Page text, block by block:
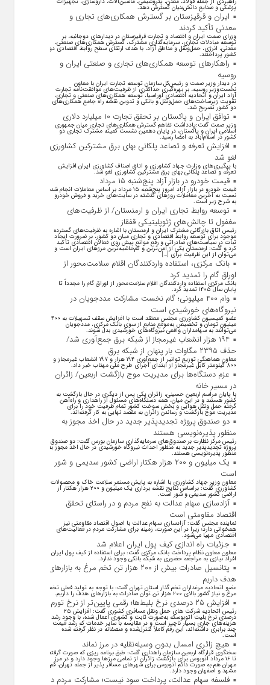
پزشکی و صنایع دانش‌بنیان گسترش دهد.
ایران و قرقیزستان بر گسترش همکاری‌های تجاری و
معدنی تأکید کردند
وزرای صمت ایران و اقتصاد و تجارت قرقیزستان در دیدار‌های دوجانبه، بر
توسعه مبادلات تجاری، سرمایه‌گذاری مشترک، گسترش همکاری‌های صنعتی،
معدنی، انرژی، حمل‌ونقل و مناطق آزاد، با هدف ارتقای سطح روابط اقتصادی دو
کشور پرداختند.
راهکارهای توسعه همکاری‌های تجاری و صنعتی ایران و
روسیه
در دیدار وزیر صمت و رئیس‌کل سازمان توسعه تجارت ایران با معاون
نخست‌وزیر روسیه، بر بهره‌گیری حداکثری از ظرفیت‌های موافقت‌نامه تجارت
آزاد ایران و اتحادیه اقتصادی اوراسیا، توسعه همکاری‌های صنعتی و تجاری،
تقویت زیرساخت‌های حمل‌ونقل و بانکی و تدوین نقشه راه جامع همکاری‌های
دو کشور تصریح شد.
توافق ایران و پاکستان بر تحقق تجارت ۱۰ میلیارد دلاری
وزیر صمت گفت:یادداشت تفاهم گسترش همکاری‌های تجاری میان جمهوری
اسلامی ایران و پاکستان، در پایان دهمین نشست کمیته مشترک تجاری دو
کشور در اسلام‌آباد به امضا رسید.
افزایش تعرفه و تصاعد پلکانی بهای برق مشترکین کشاورزی
لغو شد
با پیگیری‌های وزارت جهاد کشاورزی و اتاق اصناف کشاورزی ایران افزایش
تعرفه و تصاعد پلکانی بهای برق مشترکین کشاورزی لغو شد.
قیمت خودرو در بازار آزاد پنج‌شنبه ۱۵ مرداد
قیمت خودرو در بازار آزاد امروز پنج‌شنبه ۱۵ مرداد بر اساس معاملات انجام شده
نسبت به آخرین معاملات روز‌های گذشته در سایت‌های خرید و فروش خودرو
به شرح زیر است.
توسعه روابط تجاری ایران و ارمنستان/ از ظرفیت‌های
مغفول تا چالش‌های ژئوپلیتیکی قفقاز
رئیس اتاق بازرگانی مشترک ایران و ارمنستان با اشاره به ظرفیت‌های گسترده
موجود برای توسعه روابط اقتصادی و تجاری میان دو کشور، بر ضرورت ایجاد
ثبات در سیاست‌های صادراتی و رفع موانع پیش روی فعالان اقتصادی تأکید
کرد و گفت: ارمنستان یکی از امن‌ترین و کم‌حاشیه‌ترین مرز‌های ایران است و
می‌توان از این ظرفیت برای […]
بانک مرکزی، استفاده واردکنندگان اقلام سلامت‌محور از
اوراق گام را تمدید کرد
بانک مرکزی استفاده واردکنندگان اقلام سلامت‌محور از اوراق گام را مجدداً تا
پایان سال ۱۴۰۵ تمدید کرد.
وام ۴۰۰ میلیونی؛ گام نخست مشارکت مددجویان در
نیروگاه‌های خورشیدی است
عضو کمیسیون کشاورزی مجلس معتقد است با افزایش سقف تسهیلات به ۴۰۰
میلیون تومان و تخصیص به‌موقع منابع از سوی بانک مرکزی، مددجویان
می‌توانند به سهامداران واقعی نیروگاه‌های خورشیدی بدل شوند.
۱۹۴ هزار انشعاب غیرمجاز از شبکه برق جمع‌آوری شد/
حذف ۲۳۹۵ مگاوات بار پنهان از شبکه برق
معاون هماهنگی توزیع توانیر از جمع‌آوری ۱۹۴ هزار و ۱۹۷ انشعاب غیرمجاز و
۸۰۰ کیلومتر کابل غیرمجاز از ابتدای اجرای طرح ملی مهتاب خبر داد.
عزم دستگاه‌ها برای مدیریت موج بازگشت اربعین/ زائران
در مسیر خانه
با پایان مراسم اربعین حسینی، زائران یکی پس از دیگری در حال بازگشت به
کشور هستند و در این میان، همه دستگاه‌های مسئول از راهداری و راه‌آهن
گرفته حمل ونقل هوایی و بخش سوخت کشور تمام ظرفیت خود را برای
مدیریت موج بازگشت و رساندن زائران به مقصد نهایی به کار گرفته‌اند.
دو صندوق پروژه تجدیدپذیر جدید در حال اخذ مجوز به
منظور پذیره‌نویسی هستند
رئیس مرکز نظارت بر صندوق‌های سرمایه‌گذاری سازمان بورس گفت: دو صندوق
پروژه تجدیدپذیر جدید به منظور احداث نیروگاه خورشیدی در حال اخذ مجوز به
منظور پذیره‌نویسی هستند.
یک میلیون و ۲۰۰ هزار هکتار اراضی کشور سدیمی و شور
است
معاون وزیر جهاد کشاورزی با اشاره به پایش مستمر سلامت خاک و محصولات
کشاورزی گفت: براساس نتایج نقشه برداری یک میلیون و ۲۰۰ هزار هکتار از
اراضی کشور سدیمی و شور است.
آزادسازی سهام عدالت به نفع مردم و در راستای تحقق
اقتصاد مقاومتی است
نماینده مجلس گفت: آزادسازی سهام عدالت با اصول اقتصاد مقاومتی نیز
همخوانی دارد؛ زیرا در این صورت، زمینه برای مشارکت مردم در فعالیت‌های
اقتصادی مهیا می‌شود.
جزئیات راه اندازی کیف پول ایران اعلام شد
معاون معاون نظام پرداخت بانک مرکزی گفت: برای استفاده از کیف پول ایران
افراد نیازی به مراجعه حضوری به شبکه بانکی وجود ندارد.
پتانسیل صادرات بیش از ۲۰۰ هزار تن تخم مرغ به بازار‌های
هدف داریم
عضو اتحادیه مرغداران تخم گذار استان تهران گفت: با توجه به تولید فعلی تخم
مرغ و نیاز کشور بالای ۲۰۰ هزار تن توان صادرات به بازار‌های هدف را داریم.
افزایش ۲۵ درصدی نرخ بلیط‌ها؛ رقمی پایین‌تر از نرخ تورم
رئیس اتحادیه شرکت های حمل ونقل مسافری کشوری گفت: افزایش ۲۵
درصدی نرخ بلیت اتوبوسکه به‌صورت ثابت و کشوری اعمال شده، با وجود رشد
هزینه‌های جاری بسیار ناچیز است و در مقایسه با سایر خدمات که رشد قیمت
چند برابری داشته‌اند، این رقم کاملاً کنترل‌شده و منصفانه در نظر گرفته شده
است.
هیچ زائری امسال بدون وسیله‌نقلیه در مرز نماند
سخنگوی قرارگاه اربعین سازمان راهداری گفت: طبق برنامه ریزی که صورت گرفته
تا ۱۶ مرداد اتوبوس برای بازگشت زائران از تمامی مرز‌ها وجود دارد و در مرز
مهران هم به صورت دائم اتوبوس برای شهر‌های مسافر پذیر از جمله تهران، قم،
مشهد و اصفهان وجود دارد.
فلسفه سهام عدالت، پرداخت سود نیست؛ مشارکت مردم در